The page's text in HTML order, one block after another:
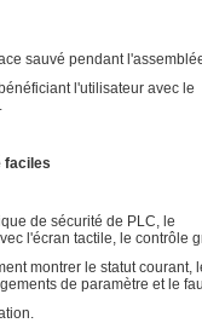
sauvé pendant
l'utilisateur avec le
faciles
de sécurité de PLC, le
l'écran tactile, le contrôle
montrer le statut courant,
de paramètre et le